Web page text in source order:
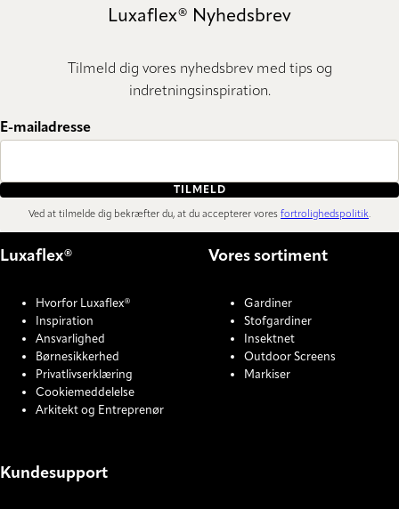
Luxaflex® Nyhedsbrev
Tilmeld dig vores nyhedsbrev med tips og
indretningsinspiration.
E-mailadresse
TILMELD
Ved at tilmelde dig bekræfter du, at du accepterer vores fortrolighedspolitik.
Luxaflex®
Hvorfor Luxaflex®
Inspiration
Ansvarlighed
Børnesikkerhed
Privatlivserklæring
Cookiemeddelelse
Arkitekt og Entreprenør
Vores sortiment
Gardiner
Stofgardiner
Insektnet
Outdoor Screens
Markiser
Kundesupport